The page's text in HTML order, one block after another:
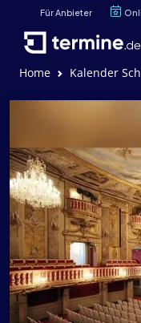
Für Anbieter
Home Kalender